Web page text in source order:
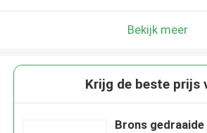
Bekijk meer
Krijg de beste prijs
Brons